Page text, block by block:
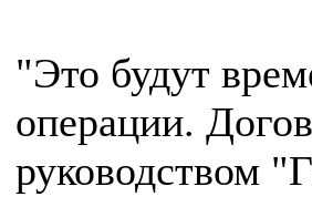
"Это будут
операции.
руководством